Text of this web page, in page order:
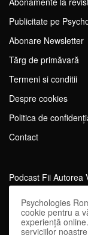
Publicitate pe
Abonare Newsletter
Tărg de primăvară
Termeni si conditii
Despre cookies
Politica de
Contact
Podcast Fii Autorea
Evenimente Fii
SportEdu
Psychologies
cookie pentru a
experiență
serviciilor